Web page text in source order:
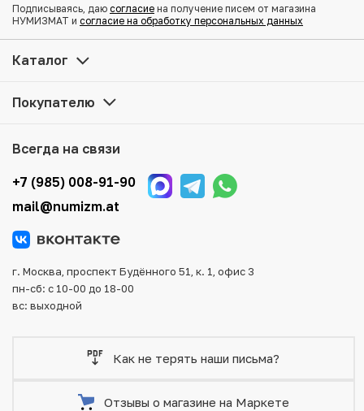
Купить 1 лира 2011 года Турция «Фауна Турции —
Медведь» по привлекательной цене можно в нашем
находятся в наличии на нашем складе.
того, возможен самовывоз товара из офиса магазина.
Для вашего удобства представлены несколько способов
оплаты и доставки заказа. Все отправления надежно и
тщательно упаковываются, что исключает возможность
Подписываясь, даю согласие на получение писем от магазина
НУМИЗМАТ и согласие на обработку персональных данных
Каталог
Покупателю
Всегда на связи
+7 (985) 008-91-90
mail@numizm.at
г. Москва, проспект Будённого 51, к. 1, офис 3
пн-сб: с 10-00 до 18-00
вс: выходной
Как не терять наши письма?
Отзывы о магазине на Маркете